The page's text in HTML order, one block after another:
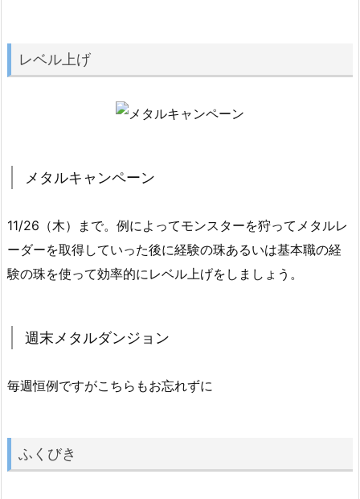
レベル上げ
メタルキャンペーン
11/26（木）まで。例によってモンスターを狩ってメタルレ
ーダーを取得していった後に経験の珠あるいは基本職の経
験の珠を使って効率的にレベル上げをしましょう。
週末メタルダンジョン
毎週恒例ですがこちらもお忘れずに
ふくびき